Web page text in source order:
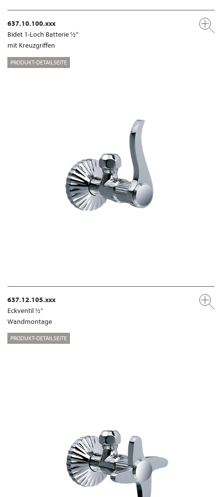
637.10.100.xxx
Bidet 1-Loch Batterie ½“
mit Kreuzgriffen
PRODUKT-DETAILSEITE
637.12.105.xxx
Eckventil ½"
Wandmontage
PRODUKT-DETAILSEITE